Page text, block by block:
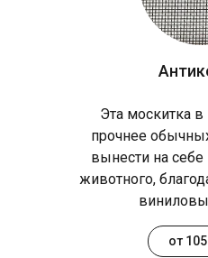
Эта москитка в
прочнее
вынести на себе
животного,
от